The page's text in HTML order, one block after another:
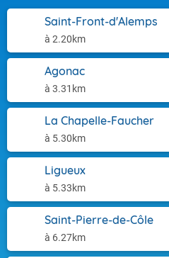
Saint-Front-d'Alemps
à 2.20km
Agonac
à 3.31km
La Chapelle-Faucher
à 5.30km
Ligueux
à 5.33km
Saint-Pierre-de-Côle
à 6.27km